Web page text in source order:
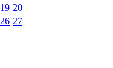
19 20
26 27